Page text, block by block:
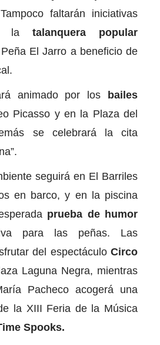
faltarán iniciativas
la talanquera popular
El Jarro a beneficio de
animado por los bailes
Picasso y en la Plaza del
se celebrará la cita
seguirá en El Barriles
en barco, y en la piscina
prueba de humor
para las peñas. Las
del espectáculo Circo
Laguna Negra, mientras
Pacheco acogerá una
la XIII Feria de la Música
Spooks.